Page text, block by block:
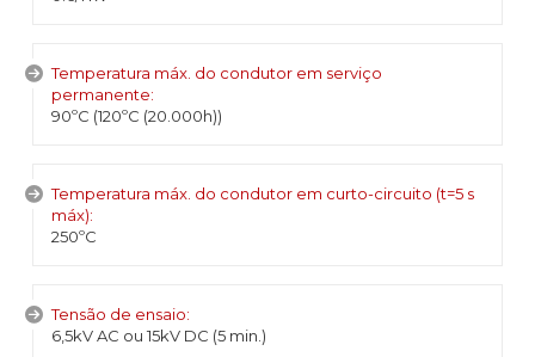
Temperatura máx. do condutor em serviço
permanente:
90ºC (120ºC (20.000h))
Temperatura máx. do condutor em curto-circuito (t=5 s
máx):
250ºC
Tensão de ensaio:
6,5kV AC ou 15kV DC (5 min.)